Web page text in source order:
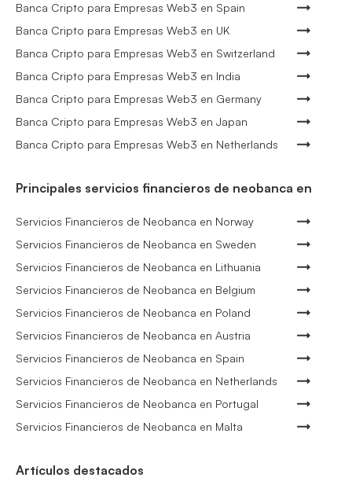
Banca Cripto para Empresas Web3 en Spain
Banca Cripto para Empresas Web3 en UK
Banca Cripto para Empresas Web3 en Switzerland
Banca Cripto para Empresas Web3 en India
Banca Cripto para Empresas Web3 en Germany
Banca Cripto para Empresas Web3 en Japan
Banca Cripto para Empresas Web3 en Netherlands
Principales servicios financieros de neobanca en
Servicios Financieros de Neobanca en Norway
Servicios Financieros de Neobanca en Sweden
Servicios Financieros de Neobanca en Lithuania
Servicios Financieros de Neobanca en Belgium
Servicios Financieros de Neobanca en Poland
Servicios Financieros de Neobanca en Austria
Servicios Financieros de Neobanca en Spain
Servicios Financieros de Neobanca en Netherlands
Servicios Financieros de Neobanca en Portugal
Servicios Financieros de Neobanca en Malta
Artículos destacados